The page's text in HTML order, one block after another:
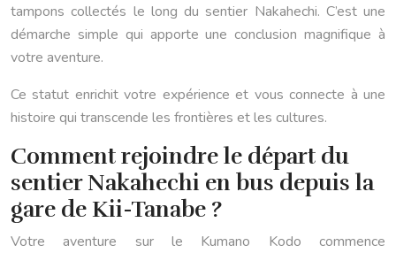
tampons collectés le long du sentier Nakahechi. C’est une
démarche simple qui apporte une conclusion magnifique à
votre aventure.
Ce statut enrichit votre expérience et vous connecte à une
histoire qui transcende les frontières et les cultures.
Comment rejoindre le départ du
sentier Nakahechi en bus depuis la
gare de Kii-Tanabe ?
Votre aventure sur le Kumano Kodo commence